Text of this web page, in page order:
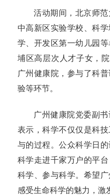
活动期间，北京师
中高新区实验学校、科
学、开发区第一幼儿园
埔区高层次人才子女，
广州健康院，参与了科
验等环节。
广州健康院党委副
表示，科学不仅仅是科
与的过程。公众科学日
科学走进千家万户的平
科学、参与科学。希望
感受生命科学的魅力，激